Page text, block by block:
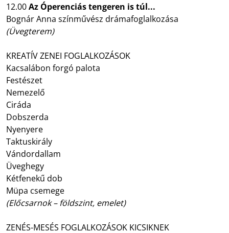
12.00Az Óperenciás tengeren is túl...
Bognár Anna színművész drámafoglalkozása
(Üvegterem)
KREATÍV ZENEI FOGLALKOZÁSOK
Kacsalábon forgó palota
Festészet
Nemezelő
Ciráda
Dobszerda
Nyenyere
Taktuskirály
Vándordallam
Üveghegy
Kétfenekű dob
Müpa csemege
(Előcsarnok – földszint, emelet)
ZENÉS-MESÉS FOGLALKOZÁSOK KICSIKNEK